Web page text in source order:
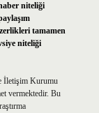
niteliği
tamamen
niteliği
İletişim Kurumu
vermektedir. Bu